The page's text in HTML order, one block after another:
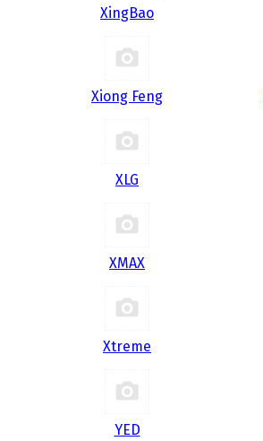
XingBao
Xiong Feng
XLG
XMAX
Xtreme
YED